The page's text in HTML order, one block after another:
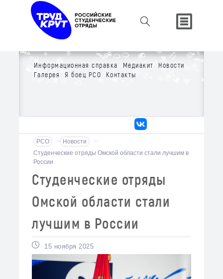
Информационная справка Медиакит
Новости
Галерея
Я боец РСО Контакты
РСО > Новости
>
Студенческие отряды Омской области стали лучшим в
России
Студенческие отряды
Омской области стали
лучшим в России
15 ноября 2025